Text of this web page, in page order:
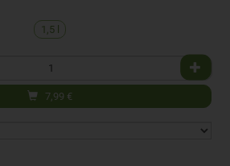
1,5 l
7,99 €